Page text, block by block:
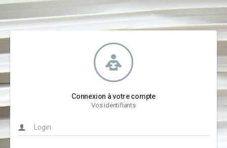
Connexion à votre compte
Vos identifiants